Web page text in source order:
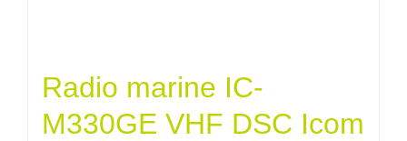
Radio marine IC-
M330GE VHF DSC Icom